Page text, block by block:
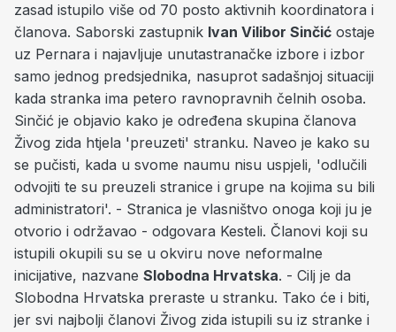
zasad istupilo više od 70 posto aktivnih koordinatora i
članova. Saborski zastupnik Ivan Vilibor Sinčić ostaje
uz Pernara i najavljuje unutastranačke izbore i izbor
samo jednog predsjednika, nasuprot sadašnjoj situaciji
kada stranka ima petero ravnopravnih čelnih osoba.
Sinčić je objavio kako je određena skupina članova
Živog zida htjela 'preuzeti' stranku. Naveo je kako su
se pučisti, kada u svome naumu nisu uspjeli, 'odlučili
odvojiti te su preuzeli stranice i grupe na kojima su bili
administratori'. - Stranica je vlasništvo onoga koji ju je
otvorio i održavao - odgovara Kesteli. Članovi koji su
istupili okupili su se u okviru nove neformalne
inicijative, nazvane Slobodna Hrvatska. - Cilj je da
Slobodna Hrvatska preraste u stranku. Tako će i biti,
jer svi najbolji članovi Živog zida istupili su iz stranke i